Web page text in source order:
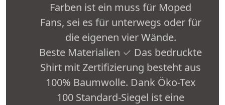
Farben ist ein muss für Moped
Fans, sei es für unterwegs oder für
die eigenen vier Wände.
Beste Materialien ✓ Das bedruckte
Shirt mit Zertifizierung besteht aus
100% Baumwolle. Dank Öko-Tex
100 Standard-Siegel ist eine